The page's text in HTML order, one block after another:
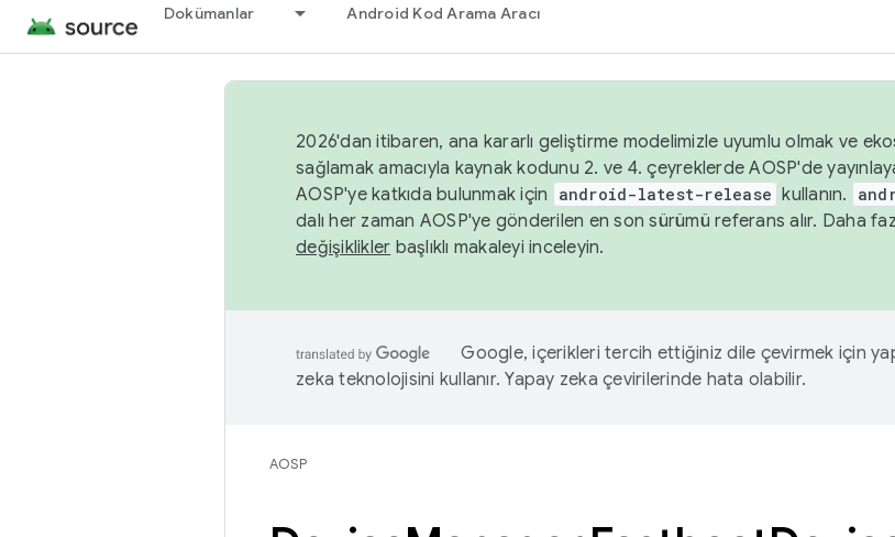
Dokümanlar Android Kod Arama Aracı
2026'dan itibaren, ana kararlı geliştirme modelimizle uyumlu olmak ve
sağlamak amacıyla kaynak kodunu 2. ve 4. çeyreklerde AOSP'de
AOSP'ye katkıda bulunmak için
android-latest-release kullanın.
dalı her zaman AOSP'ye gönderilen en son sürümü referans alır. Daha
değişiklikler başlıklı makaleyi inceleyin.
Google, içerikleri tercih ettiğiniz dile çevirmek için
zeka teknolojisini kullanır. Yapay zeka çevirilerinde hata olabilir.
AOSP